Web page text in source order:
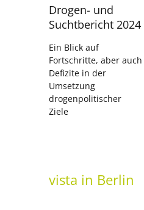
Drogen- und
Suchtbericht 2024
Ein Blick auf
Fortschritte, aber auch
Defizite in der
Umsetzung
drogenpolitischer
Ziele
vista in Berlin